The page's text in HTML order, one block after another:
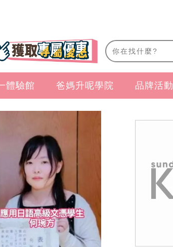
體驗館 爸媽升呢學院 品牌活動